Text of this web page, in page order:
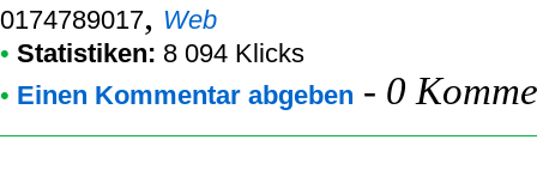
0174789017, Web
• Statistiken: 8 094 Klicks
• Einen Kommentar abgeben - 0